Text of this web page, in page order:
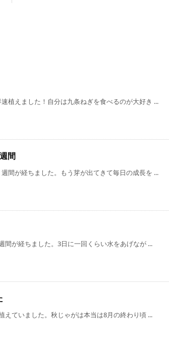
植えました！自分は九条ねぎを食べるのが大好き ...
間
間が経ちました。もう芽が出てきて毎日の成長を ...
間が経ちました。3日に一回くらい水をあげなが ...
えていました。秋じゃがは本当は8月の終わり頃 ...